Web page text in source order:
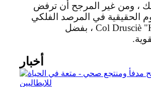
، ومن غير المرجح أن ترفض
الحقيقية في المرصد الفلكي
Col Drusciè "Helmut Ullrich ، بفضل
أخبار